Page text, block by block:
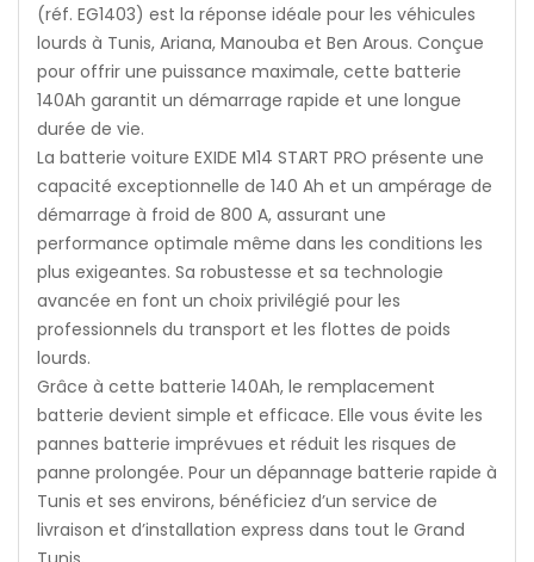
(réf. EG1403) est la réponse idéale pour les véhicules
lourds à Tunis, Ariana, Manouba et Ben Arous. Conçue
pour offrir une puissance maximale, cette batterie
140Ah garantit un démarrage rapide et une longue
durée de vie.
La batterie voiture EXIDE M14 START PRO présente une
capacité exceptionnelle de 140 Ah et un ampérage de
démarrage à froid de 800 A, assurant une
performance optimale même dans les conditions les
plus exigeantes. Sa robustesse et sa technologie
avancée en font un choix privilégié pour les
professionnels du transport et les flottes de poids
lourds.
Grâce à cette batterie 140Ah, le remplacement
batterie devient simple et efficace. Elle vous évite les
pannes batterie imprévues et réduit les risques de
panne prolongée. Pour un dépannage batterie rapide à
Tunis et ses environs, bénéficiez d’un service de
livraison et d’installation express dans tout le Grand